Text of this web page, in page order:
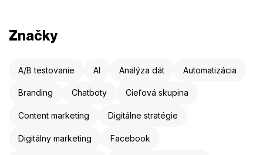
Značky
A/B testovanie AI Analýza dát Automatizácia
Branding Chatboty Cieľová skupina
Content marketing Digitálne stratégie
Digitálny marketing Facebook